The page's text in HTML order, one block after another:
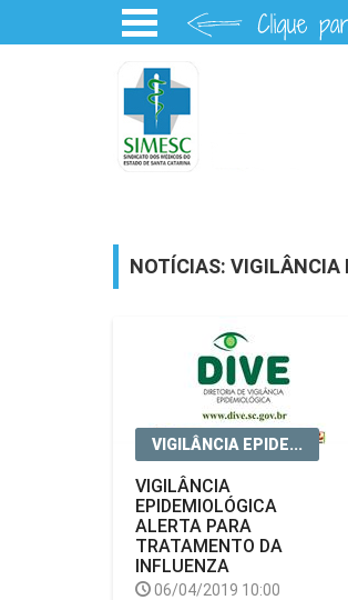
NOTÍCIAS: VIGILÂNCIA
VIGILÂNCIA EPIDE...
VIGILÂNCIA
EPIDEMIOLÓGICA
ALERTA PARA
TRATAMENTO DA
INFLUENZA
06/04/2019 10:00